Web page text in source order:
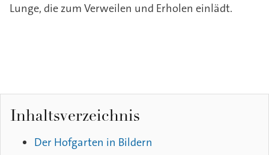
Lunge, die zum Verweilen und Erholen einlädt.
Inhaltsverzeichnis
Der Hofgarten in Bildern